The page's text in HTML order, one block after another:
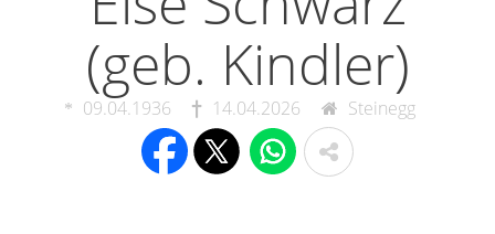
(geb. Kindler)
09.04.1936 14.04.2026 Steinegg